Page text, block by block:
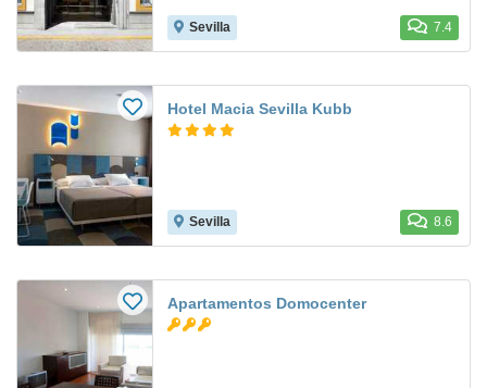
Sevilla 7.4
Hotel Macia Sevilla Kubb
Sevilla 8.6
Apartamentos Domocenter